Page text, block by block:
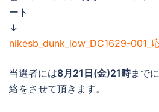
ート
↓
nikesb_dunk_low_DC1629-001_
当選者には8月21日(金)21時まで
絡をさせて頂きます。